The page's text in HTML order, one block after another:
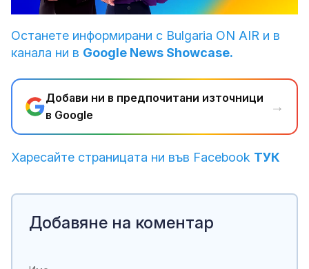
Loaded
100.00%
Останете информирани с Bulgaria ON AIR и в
канала ни в Google News Showcase.
Добави ни в предпочитани източници
в Google
→
Харесайте страницата ни във Facebook ТУК
Добавяне на коментар